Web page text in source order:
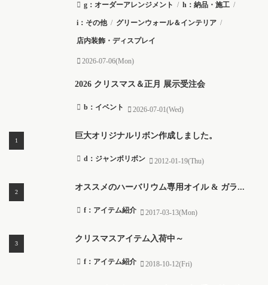
g：オーダーアレンジメント / h：納品・施工 /
i：その他 / グリーンウォール＆インテリア /
店内装飾・ディスプレイ
2026-07-06(Mon)
2026 クリスマス＆正月 展示受注会
b：イベント 2026-07-01(Wed)
巨大オリジナルリボン作成しました。
2012-01-19(Thu)
d：ジャンボリボン
オススメのハーバリウム専用オイル & ガラ...
2017-03-13(Mon)
f：アイテム紹介
クリスマスアイテム入荷中～
2018-10-12(Fri)
f：アイテム紹介